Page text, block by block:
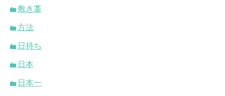
敷き藁
方法
日持ち
日本
日本一